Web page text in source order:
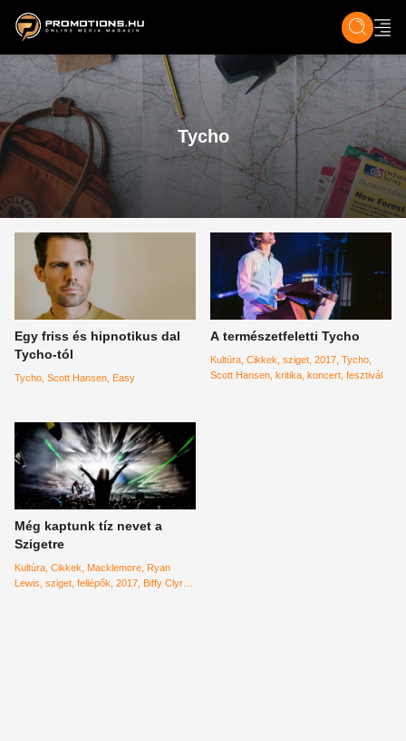
ZENE, FILM & KULT ÉLET TECH &
Tycho
Egy friss és hipnotikus dal
Tycho-tól
Tycho Scott Hansen Easy
A természetfeletti Tycho
Kultúra Cikkek sziget 2017 Tycho
Scott Hansen kritika koncert fesztivál
Még kaptunk tíz nevet a
Szigetre
Kultúra Cikkek Macklemore Ryan
Lewis sziget fellépők 2017 Biffy Clyro